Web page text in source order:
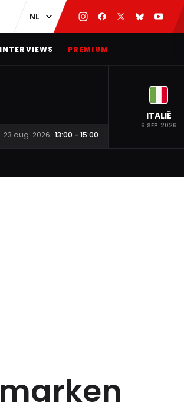
INTERVIEWS PREMIUM
23 aug. 2026 13:00 - 15:00
ITALIË
6 SEP. 2026